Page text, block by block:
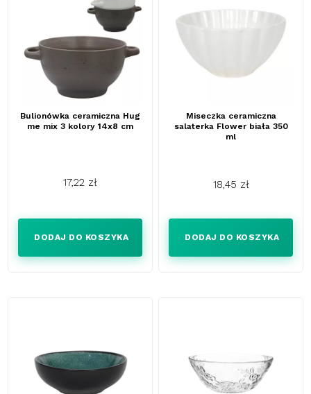
Bulionówka ceramiczna Hug
me mix 3 kolory 14x8 cm
17,22 zł
DODAJ DO KOSZYKA
Miseczka ceramiczna
salaterka Flower biała 350
ml
18,45 zł
DODAJ DO KOSZYKA